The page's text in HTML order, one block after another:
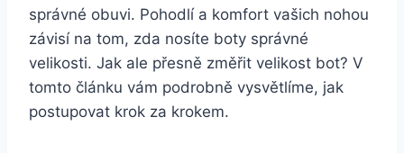
správné obuvi. Pohodlí a komfort⁢ vašich nohou
závisí na tom, zda nosíte boty správné
velikosti. Jak ale‍ přesně změřit ⁢velikost bot? V
tomto článku vám podrobně vysvětlíme, jak
‌postupovat krok za krokem.